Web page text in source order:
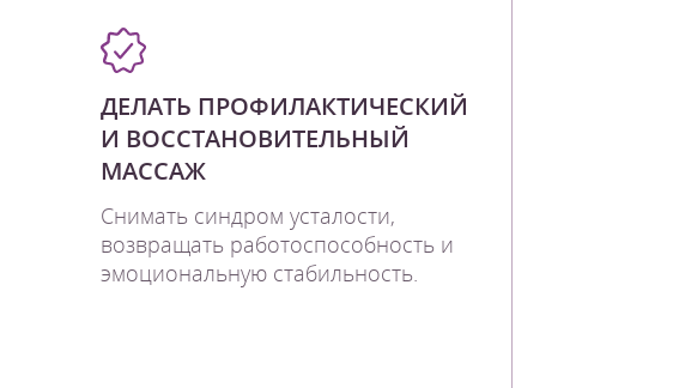
ДЕЛАТЬ ПРОФИЛАКТИЧЕСКИЙ
И ВОССТАНОВИТЕЛЬНЫЙ
МАССАЖ
Снимать синдром усталости,
возвращать работоспособность и
эмоциональную стабильность.